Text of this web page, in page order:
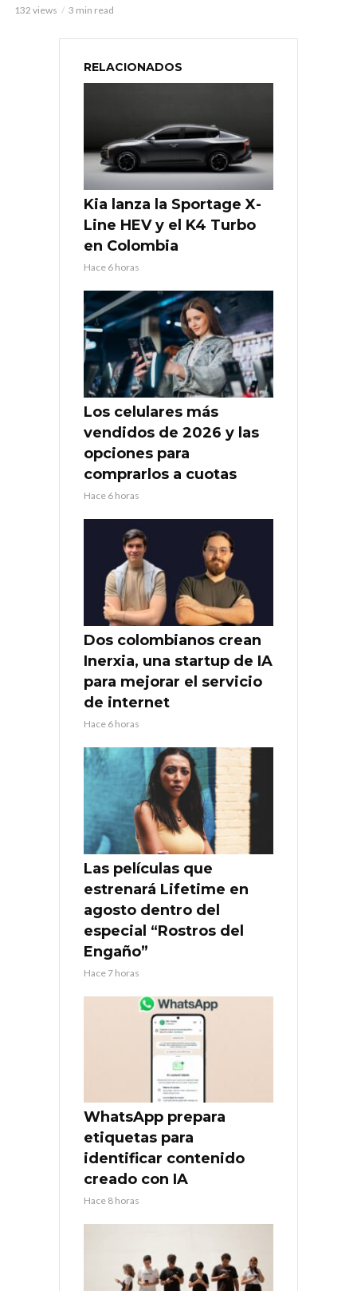
132 views 3 min read
RELACIONADOS
Kia lanza la Sportage X-
Line HEV y el K4 Turbo
en Colombia
Hace 6 horas
Los celulares más
vendidos de 2026 y las
opciones para
comprarlos a cuotas
Hace 6 horas
Dos colombianos crean
Inerxia, una startup de IA
para mejorar el servicio
de internet
Hace 6 horas
Las películas que
estrenará Lifetime en
agosto dentro del
especial “Rostros del
Engaño”
Hace 7 horas
WhatsApp prepara
etiquetas para
identificar contenido
creado con IA
Hace 8 horas